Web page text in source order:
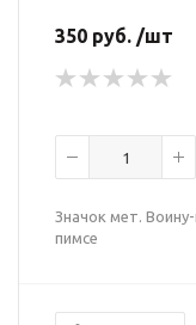
350 руб. /шт
Значок мет.
пимсе